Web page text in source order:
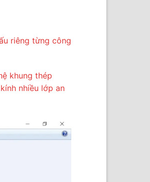
riêng từng công
khung thép
nhiều lớp an